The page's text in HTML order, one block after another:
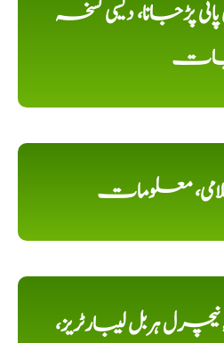
پڑجانا، دیسی نسخہ
معلومات
ہربل لیبارٹریز،